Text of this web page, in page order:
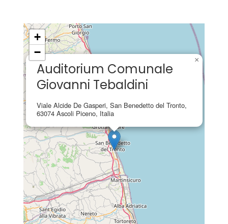
Auditorium Comunale
Giovanni Tebaldini
Viale Alcide De Gasperi, San Benedetto del Tronto,
63074 Ascoli Piceno, Italia
×
+
−